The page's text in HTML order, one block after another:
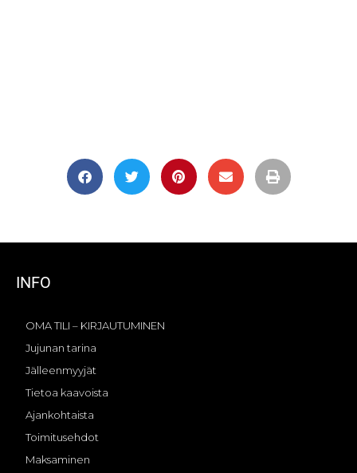
INFO
OMA TILI – KIRJAUTUMINEN
Jujunan tarina
Jälleenmyyjät
Tietoa kaavoista
Ajankohtaista
Toimitusehdot
Maksaminen